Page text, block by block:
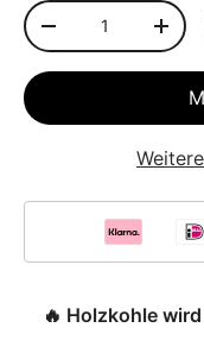
Anzahl
Menge verringern
🔥 Holzkohle